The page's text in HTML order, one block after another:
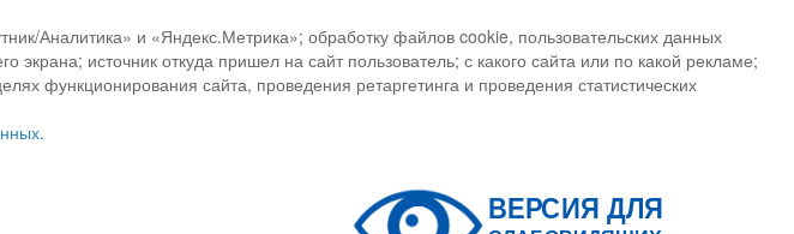
Аналитика» и «Яндекс.Метрика»; обработку файлов cookie, пользовательских данных
источник откуда пришел на сайт пользователь; с какого сайта или по какой рекламе;
функционирования сайта, проведения ретаргетинга и проведения статистических